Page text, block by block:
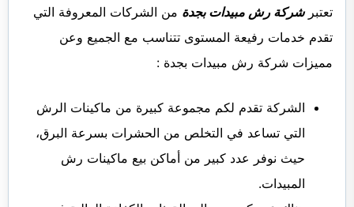
تعتبرشركة رش مبيدات بجدة من الشركات المعروفة التي
تقدم خدمات رفيعة المستوى تتناسب مع الجميع وعن
مميزات شركة رش مبيدات بجدة :
الشركة تقدم لكم مجموعة كبيرة من ماكينات الرش
التي تساعد في التخلص من الحشرات بسرعة البرق،
حيث نوفر عدد كبير من أماكن بيع ماكينات رش
المبيدات.